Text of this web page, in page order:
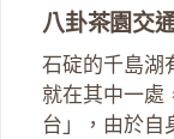
八卦茶園交
石碇的千島湖
就在其中一處
台」，由於自